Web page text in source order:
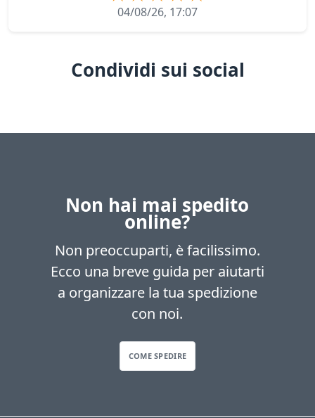
04/08/26, 17:07
Condividi sui social
Non hai mai spedito
online?
Non preoccuparti, è facilissimo.
Ecco una breve guida per aiutarti
a organizzare la tua spedizione
con noi.
COME SPEDIRE